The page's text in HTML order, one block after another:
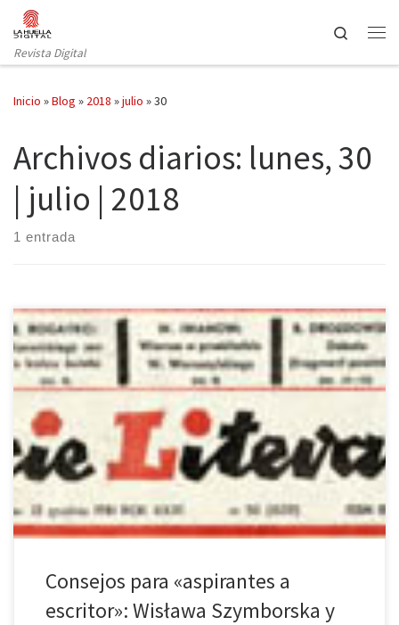
Saltar al contenido
Revista Digital
Search
Inicio »Blog » 2018 »julio »30
Archivos diarios: lunes, 30
| julio | 2018
1 entrada
La editorial Nórdica ha publicado la hasta el momento última obra
traducida al español de la Nobel polaca Wisława Szymborska
(1923-2012): Correo literario, o cómo llegar a ser (o no llegar a ser)
escritor (traducción de Abel Murcia y Katarzyna Mołoniewicz). La
obra, que ha contado con una ayuda a […]
Consejos para «aspirantes a
escritor»: Wisława Szymborska y